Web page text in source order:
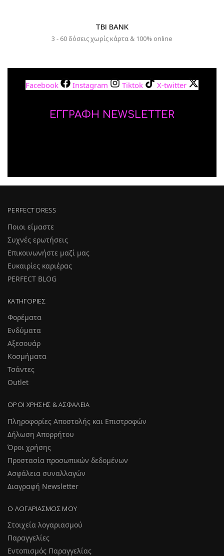
TBI BANK
3 - 60 δόσεις χωρίς κάρτα & 100% online
Facebook Instagram Tiktok X-twitter
ΕΓΓΡΑΦΗ NEWSLETTER
PERFECT DRESS
Ποιοι είμαστε
Συχνές ερωτήσεις
Επικοινωνήστε μαζί μας
Ευκαιρίες καριέρας
PERFECT BLOG
ΚΑΤΗΓΟΡΊΕΣ
Φορέματα
Ενδύματα
Αξεσουάρ
Κοσμήματα
Τσάντες
Outlet
ΌΡΟΙ ΧΡΉΣΗΣ & ΑΣΦΆΛΕΙΑ
Πληροφορίες Αποστολής και Επιστροφών
Δήλωση Απορρήτου
Όροι χρήσης
Προστασία προσωπικών δεδομένων
Ασφάλεια συναλλαγών
Διαγραφή Newsletter
Ο ΛΟΓΑΡΙΑΣΜΌΣ ΜΟΥ
Στοιχεία λογαριασμού
Παραγγελίες
Εντοπισμός Παραγγελίας